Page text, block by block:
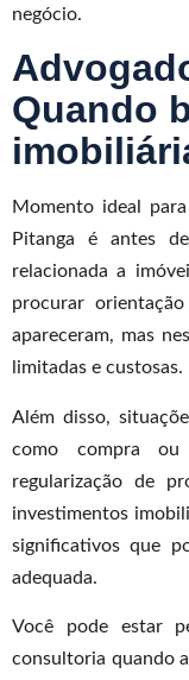
negócio.
Quando
Momento ideal
Pitanga é antes
relacionada a
procurar
apareceram, mas
limitadas e custosas.
Além disso,
como compra
regularização de
investimentos
significativos que
adequada.
Você pode estar
consultoria quando